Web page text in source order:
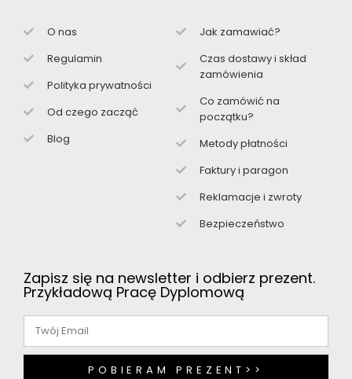
O nas
Regulamin
Polityka prywatności
Od czego zacząć
Blog
Jak zamawiać?
Czas dostawy i skład
zamówienia
Co zamówić na
początku?
Metody płatności
Faktury i paragon
Reklamacje i zwroty
Bezpieczeństwo
Zapisz się na newsletter i odbierz prezent.
Przykładową Pracę Dyplomową
POBIERAM PREZENT>>